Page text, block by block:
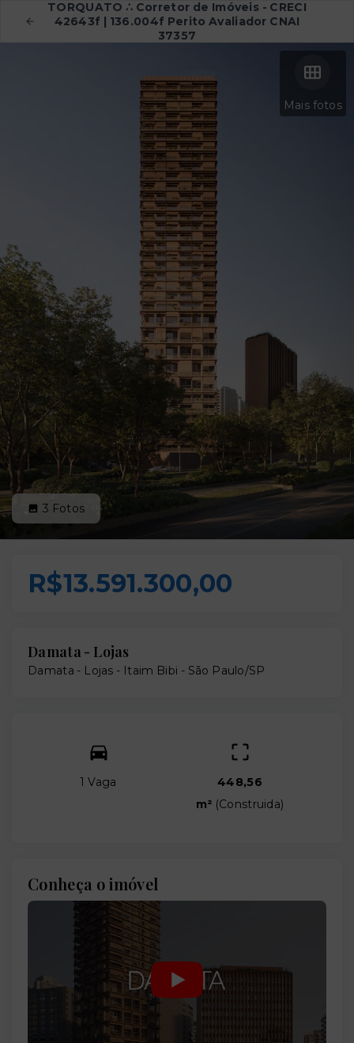
TORQUATO ∴ Corretor de Imóveis - CRECI
42643f | 136.004f Perito Avaliador CNAI
37357
Mais fotos
3 Fotos
R$13.591.300,00
Damata - Lojas
Damata - Lojas - Itaim Bibi - São Paulo/SP
1 Vaga
448,56
m² (Construida)
Conheça o imóvel